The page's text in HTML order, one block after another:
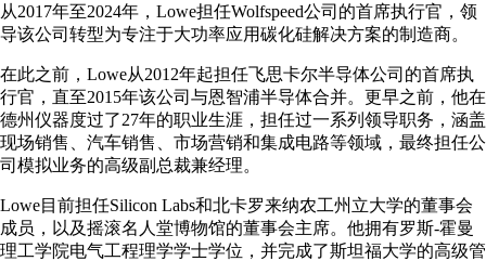
从2017年至2024年，Lowe担任Wolfspeed公司的首席执行官，领
导该公司转型为专注于大功率应用碳化硅解决方案的制造商。
在此之前，Lowe从2012年起担任飞思卡尔半导体公司的首席执
行官，直至2015年该公司与恩智浦半导体合并。更早之前，他在
德州仪器度过了27年的职业生涯，担任过一系列领导职务，涵盖
现场销售、汽车销售、市场营销和集成电路等领域，最终担任公
司模拟业务的高级副总裁兼经理。
Lowe目前担任Silicon Labs和北卡罗来纳农工州立大学的董事会
成员，以及摇滚名人堂博物馆的董事会主席。他拥有罗斯-霍曼
理工学院电气工程理学学士学位，并完成了斯坦福大学的高级管